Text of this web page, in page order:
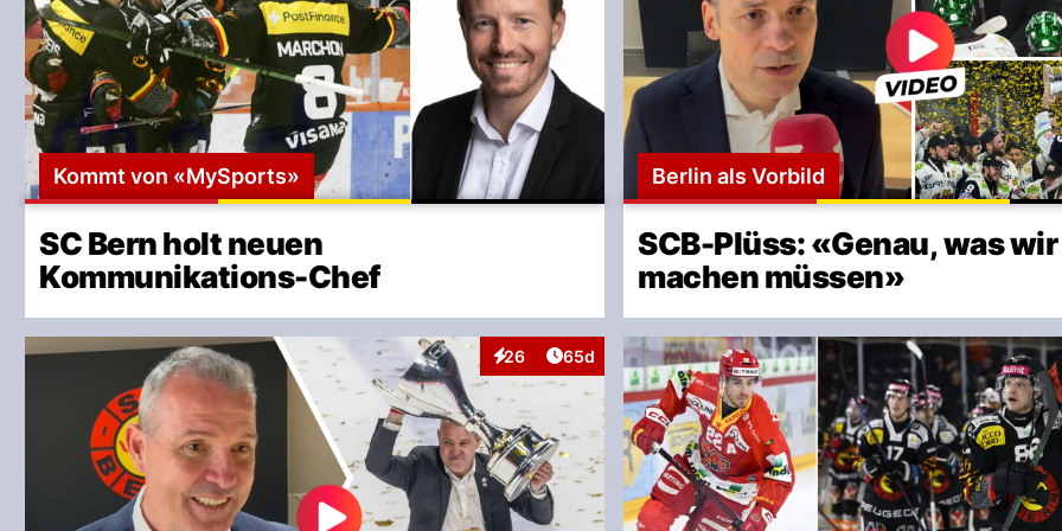
Kommt von «MySports»
SC Bern holt neuen
Kommunikations-Chef
Berlin als Vorbild
SCB-Plüss: «Genau, was
machen müssen»
26
InteraktionenArtikel veröffentlicht:
65d